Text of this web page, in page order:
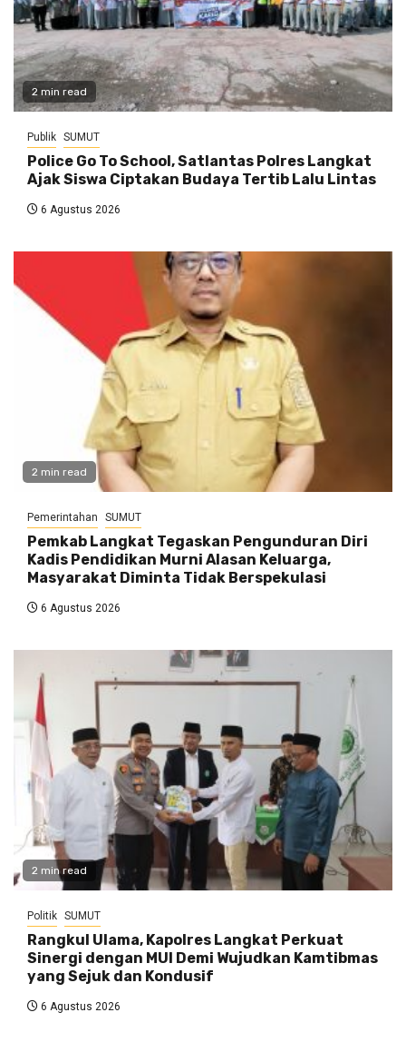
2 min read
Publik SUMUT
Police Go To School, Satlantas Polres Langkat
Ajak Siswa Ciptakan Budaya Tertib Lalu Lintas
6 Agustus 2026
2 min read
Pemerintahan SUMUT
Pemkab Langkat Tegaskan Pengunduran Diri
Kadis Pendidikan Murni Alasan Keluarga,
Masyarakat Diminta Tidak Berspekulasi
6 Agustus 2026
2 min read
Politik SUMUT
Rangkul Ulama, Kapolres Langkat Perkuat
Sinergi dengan MUI Demi Wujudkan Kamtibmas
yang Sejuk dan Kondusif
6 Agustus 2026